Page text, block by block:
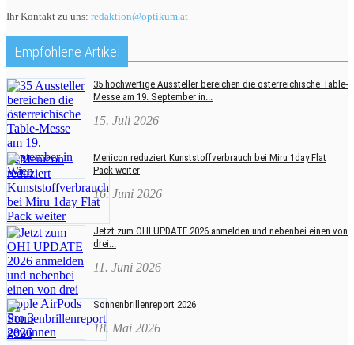
Ihr Kontakt zu uns: redaktion@optikum.at
Empfohlene Artikel
35 hochwertige Aussteller bereichen die österreichische Table-
Messe am 19. September in...
15. Juli 2026
Menicon reduziert Kunststoffverbrauch bei Miru 1day Flat
Pack weiter
16. Juni 2026
Jetzt zum OHI UPDATE 2026 anmelden und nebenbei einen von
drei...
11. Juni 2026
Sonnenbrillenreport 2026
18. Mai 2026